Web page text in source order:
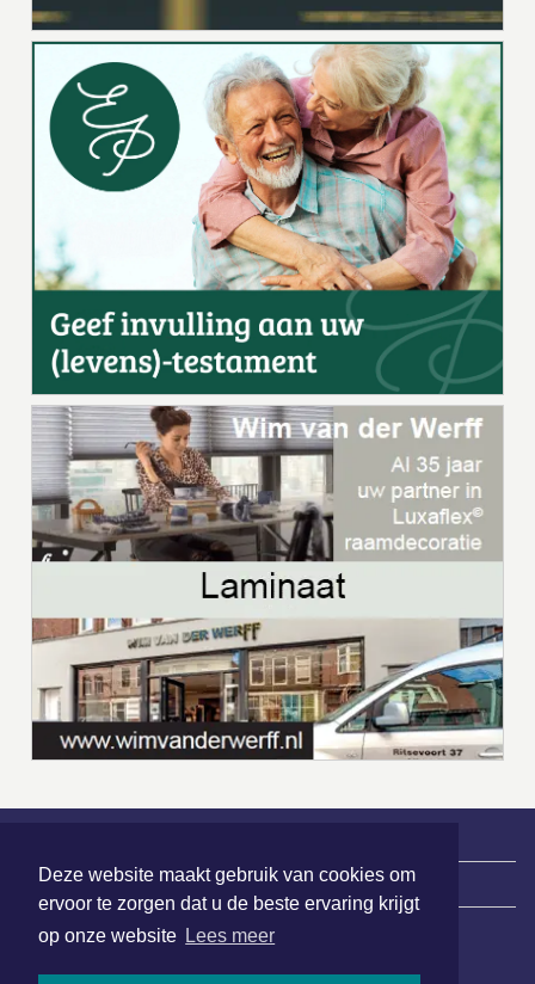
Deze website maakt gebruik van cookies om
ervoor te zorgen dat u de beste ervaring krijgt
op onze website Lees meer
| Nieuws | Sport | Evenementen
Hoofdvestiging: